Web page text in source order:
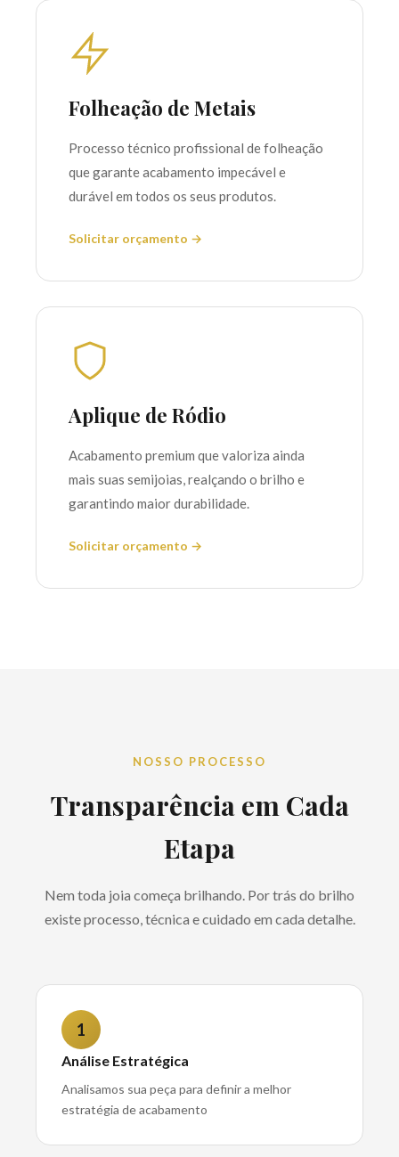
Folheação de Metais
Processo técnico profissional de folheação
que garante acabamento impecável e
durável em todos os seus produtos.
Solicitar orçamento →
Aplique de Ródio
Acabamento premium que valoriza ainda
mais suas semijoias, realçando o brilho e
garantindo maior durabilidade.
Solicitar orçamento →
NOSSO PROCESSO
Transparência em Cada
Etapa
Nem toda joia começa brilhando. Por trás do brilho
existe processo, técnica e cuidado em cada detalhe.
1
Análise Estratégica
Analisamos sua peça para definir a melhor
estratégia de acabamento